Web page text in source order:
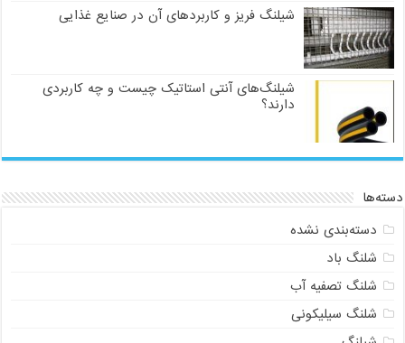
شیلنگ فریز و کاربردهای آن در صنایع غذایی
شیلنگ‌های آنتی استاتیک چیست و چه کاربردی
دارند؟
دسته‌ها
دسته‌بندی نشده
شلنگ باد
شلنگ تصفیه آب
شلنگ سیلیکونی